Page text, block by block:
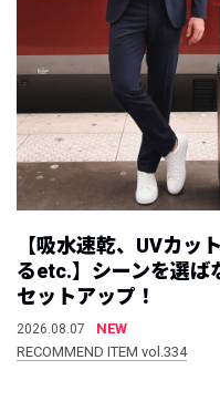
【吸水速乾、UVカッ
るetc.】シーンを選ば
セットアップ！
2026.08.07
NEW
RECOMMEND ITEM vol.334